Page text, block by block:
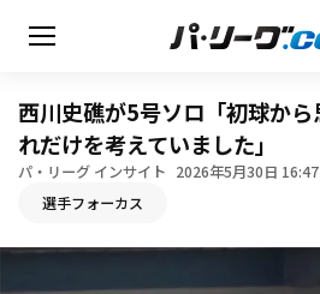
HOME
西川史礁が5号ソロ「初球か
れだけを考えていました」
パ・リーグ インサイト 2026年5月30日 16:47
選手フォーカス